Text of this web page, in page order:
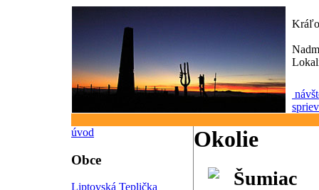
úvod
Obce
Liptovská Teplička
Okolie
Šumiac